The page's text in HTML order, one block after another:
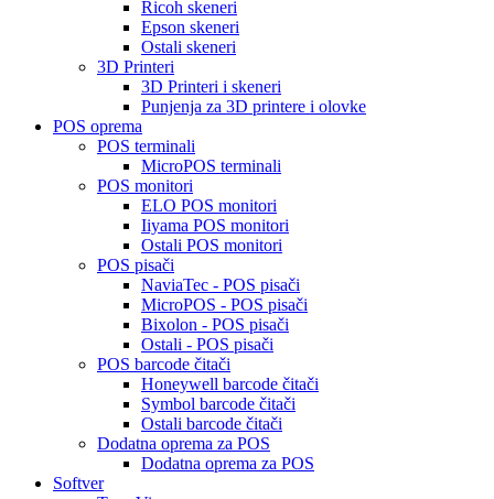
Ricoh skeneri
Epson skeneri
Ostali skeneri
3D Printeri
3D Printeri i skeneri
Punjenja za 3D printere i olovke
POS oprema
POS terminali
MicroPOS terminali
POS monitori
ELO POS monitori
Iiyama POS monitori
Ostali POS monitori
POS pisači
NaviaTec - POS pisači
MicroPOS - POS pisači
Bixolon - POS pisači
Ostali - POS pisači
POS barcode čitači
Honeywell barcode čitači
Symbol barcode čitači
Ostali barcode čitači
Dodatna oprema za POS
Dodatna oprema za POS
Softver